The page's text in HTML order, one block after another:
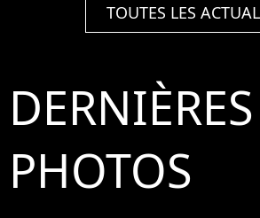
TOUTES LES
DERNIÈRES
PHOTOS